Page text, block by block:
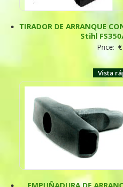
TIRADOR DE ARRANQUE
Stihl
Price: €
Vista